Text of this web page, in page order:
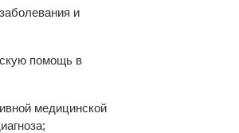
и
помощь в
медицинской